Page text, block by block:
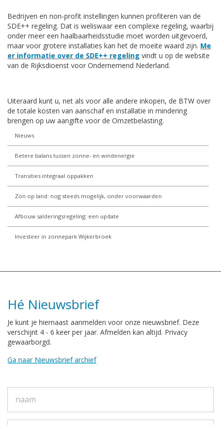
Nieuws
Betere balans tussen zonne- en windenergie
Transities integraal oppakken
Zon op land: nog steeds mogelijk, onder voorwaarden
Afbouw salderingsregeling: een update
Investeer in zonnepark Wijkerbroek
Bedrijven en non-profit instellingen kunnen profiteren van de
SDE++ regeling. Dat is weliswaar een complexe regeling, waarbij
onder meer een haalbaarheidsstudie moet worden uitgevoerd,
maar voor grotere installaties kan het de moeite waard zijn. Me
er informatie over de SDE++ regeling vindt u op de website
van de Rijksdioenst voor Ondernemend Nederland.
Uiteraard kunt u, net als voor alle andere inkopen, de BTW over
de totale kosten van aanschaf en installatie in mindering
brengen op uw aangifte voor de Omzetbelasting.
Hé Nieuwsbrief
Je kunt je hiernaast aanmelden voor onze nieuwsbrief. Deze
verschijnt 4 - 6 keer per jaar. Afmelden kan altijd. Privacy
gewaarborgd.
Ga naar Nieuwsbrief archief